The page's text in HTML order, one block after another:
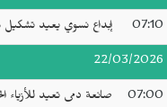
07:10 إبداع نسوي يعيد تشكيل
22/03/2026
07:00 صانعة دمى تعيد للأزياء